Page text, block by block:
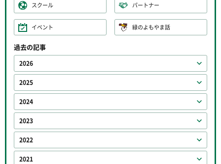
スクール パートナー
イベント 緑のよもやま話
過去の記事
2026
2025
2024
2023
2022
2021